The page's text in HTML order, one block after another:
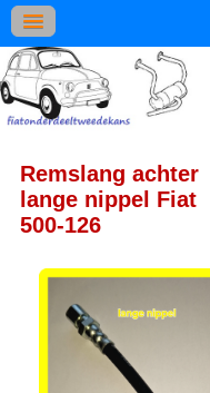
Remslang achter
lange nippel Fiat
500-126